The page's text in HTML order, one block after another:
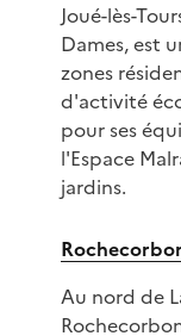
Joué-lès-
Dames, est
zones
d'activité
pour ses
l'Espace
jardins.
Au nord de